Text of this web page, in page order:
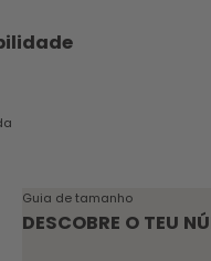
Guia de tamanho
DESCOBRE O TEU